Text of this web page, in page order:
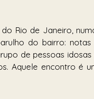
Rio de Janeiro,
do bairro:
de pessoas idosas
Aquele encontro é